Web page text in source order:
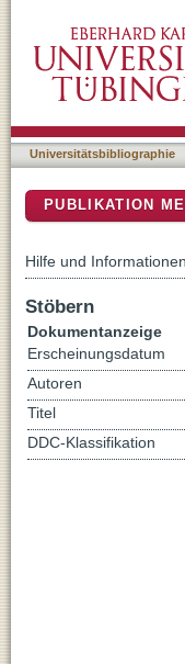
Universitätsbibliographie
PUBLIKATION
Hilfe und Informationen
Stöbern
Dokumentanzeige
Erscheinungsdatum
Autoren
Titel
DDC-Klassifikation